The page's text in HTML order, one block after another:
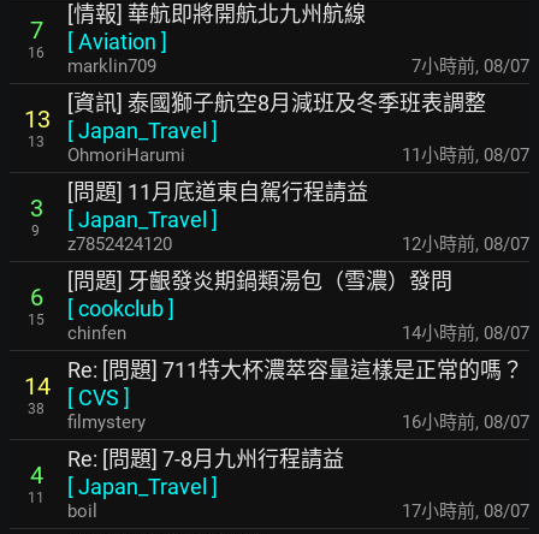
7
16
[情報] 華航即將開航北九州航線
[Aviation ]
marklin709 7小時前, 08/07
13
13
[資訊] 泰國獅子航空8月減班及冬季班表調整
[Japan_Travel ]
OhmoriHarumi 11小時前, 08/07
3
9
[問題] 11月底道東自駕行程請益
[Japan_Travel ]
z7852424120 12小時前, 08/07
6
15
[問題] 牙齦發炎期鍋類湯包（雪濃）發問
[cookclub]
chinfen 14小時前, 08/07
14
38
Re: [問題] 711特大杯濃萃容量這樣是正常的嗎？
[ CVS ]
filmystery 16小時前, 08/07
4
11
Re: [問題] 7-8月九州行程請益
[Japan_Travel ]
boil 17小時前, 08/07